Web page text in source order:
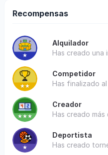
Recompensas
Alquilador
Has creado una
Competidor
Has finalizado
Creador
Has creado
Deportista
Has creado